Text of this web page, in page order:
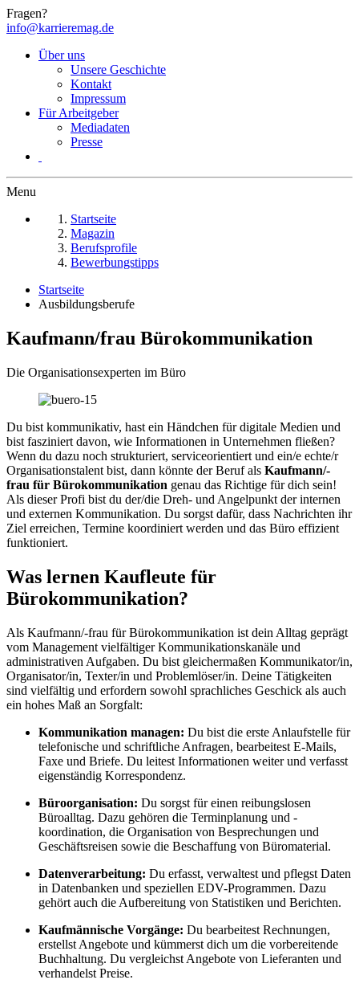
Fragen?
info@karrieremag.de
Über uns
Unsere Geschichte
Kontakt
Impressum
Für Arbeitgeber
Mediadaten
Presse
Menu
Startseite
Magazin
Berufsprofile
Bewerbungstipps
Startseite
Ausbildungsberufe
Kaufmann/frau Bürokommunikation
Die Organisationsexperten im Büro
Du bist kommunikativ, hast ein Händchen für digitale Medien und
bist fasziniert davon, wie Informationen in Unternehmen fließen?
Wenn du dazu noch strukturiert, serviceorientiert und ein/e echte/r
Organisationstalent bist, dann könnte der Beruf als Kaufmann/-
frau für Bürokommunikation genau das Richtige für dich sein!
Als dieser Profi bist du der/die Dreh- und Angelpunkt der internen
und externen Kommunikation. Du sorgst dafür, dass Nachrichten ihr
Ziel erreichen, Termine koordiniert werden und das Büro effizient
funktioniert.
Was lernen Kaufleute für
Bürokommunikation?
Als Kaufmann/-frau für Bürokommunikation ist dein Alltag geprägt
vom Management vielfältiger Kommunikationskanäle und
administrativen Aufgaben. Du bist gleichermaßen Kommunikator/in,
Organisator/in, Texter/in und Problemlöser/in. Deine Tätigkeiten
sind vielfältig und erfordern sowohl sprachliches Geschick als auch
ein hohes Maß an Sorgfalt:
Kommunikation managen: Du bist die erste Anlaufstelle für
telefonische und schriftliche Anfragen, bearbeitest E-Mails,
Faxe und Briefe. Du leitest Informationen weiter und verfasst
eigenständig Korrespondenz.
Büroorganisation: Du sorgst für einen reibungslosen
Büroalltag. Dazu gehören die Terminplanung und -
koordination, die Organisation von Besprechungen und
Geschäftsreisen sowie die Beschaffung von Büromaterial.
Datenverarbeitung: Du erfasst, verwaltest und pflegst Daten
in Datenbanken und speziellen EDV-Programmen. Dazu
gehört auch die Aufbereitung von Statistiken und Berichten.
Kaufmännische Vorgänge: Du bearbeitest Rechnungen,
erstellst Angebote und kümmerst dich um die vorbereitende
Buchhaltung. Du vergleichst Angebote von Lieferanten und
verhandelst Preise.